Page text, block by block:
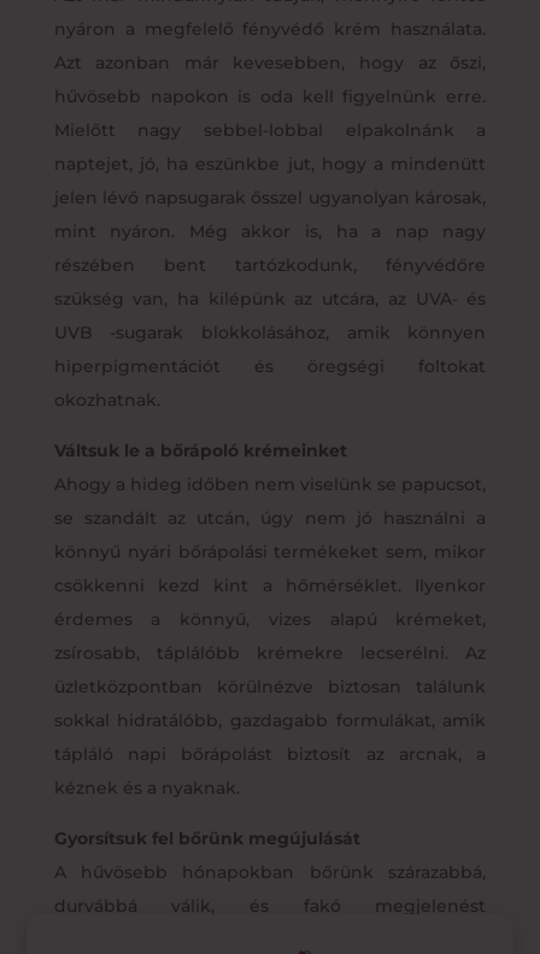
nyáron a megfelelő fényvédő krém használata.
Azt azonban már kevesebben, hogy az őszi,
hűvösebb napokon is oda kell figyelnünk erre.
Mielőtt nagy sebbel-lobbal elpakolnánk a
naptejet, jó, ha eszünkbe jut, hogy a mindenütt
jelen lévő napsugarak ősszel ugyanolyan károsak,
mint nyáron. Még akkor is, ha a nap nagy
részében bent tartózkodunk, fényvédőre
szükség van, ha kilépünk az utcára, az UVA- és
UVB -sugarak blokkolásához, amik könnyen
hiperpigmentációt és öregségi foltokat
okozhatnak.
Váltsuk le a bőrápoló krémeinket
Ahogy a hideg időben nem viselünk se papucsot,
se szandált az utcán, úgy nem jó használni a
könnyű nyári bőrápolási termékeket sem, mikor
csökkenni kezd kint a hőmérséklet. Ilyenkor
érdemes a könnyű, vizes alapú krémeket,
zsírosabb, táplálóbb krémekre lecserélni. Az
üzletközpontban körülnézve biztosan találunk
sokkal hidratálóbb, gazdagabb formulákat, amik
tápláló napi bőrápolást biztosít az arcnak, a
kéznek és a nyaknak.
Gyorsítsuk fel bőrünk megújulását
A hűvösebb hónapokban bőrünk szárazabbá,
durvábbá válik, és fakó megjelenést